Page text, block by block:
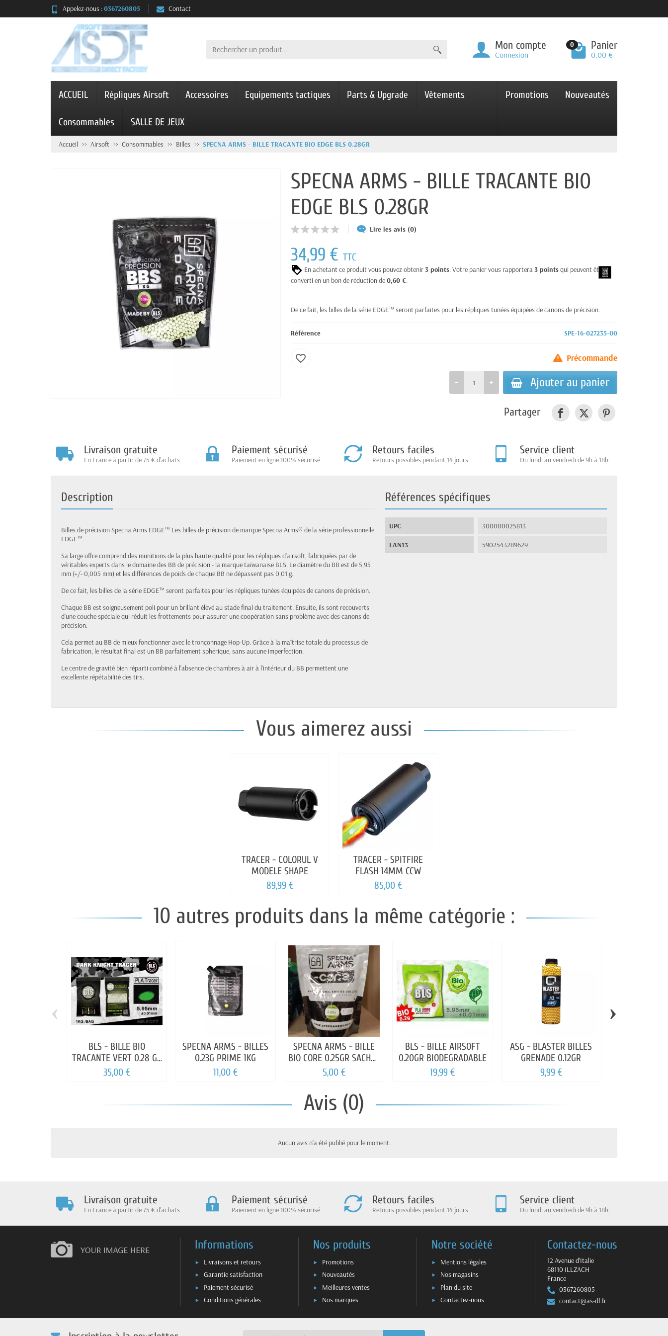
Appelez-nous :0367260805 Contact
Mon compte
Connexion
0 Panier
0,00 €
ACCUEIL Répliques Airsoft Accessoires Equipements tactiques Parts & Upgrade Vêtements
Consommables SALLE DE JEUX
Promotions Nouveautés
Accueil Airsoft Consommables Billes SPECNA ARMS - BILLE TRACANTE BIO EDGE BLS 0.28GR
SPECNA ARMS - BILLE TRACANTE BIO
EDGE BLS 0.28GR
Lire les avis (0)
34,99 €TTC
En achetant ce produit vous pouvez obtenir3 points. Votre panier vous rapportera3 pointsqui peuvent être
converti en un bon de réduction de0,60 €.
De ce fait, les billes de la série EDGE™ seront parfaites pour les répliques tunées équipées de canons de précision.
Référence SPE-16-027235-00
Précommande
Ajouter au panier
favorite_border
Partager
Livraison gratuite
En France à partir de 75 € d'achats
Paiement sécurisé
Paiement en ligne 100% sécurisé
Retours faciles
Retours possibles pendant 14 jours
Service client
Du lundi au vendredi de 9h à 18h
Description
Billes de précision Specna Arms EDGE™ Les billes de précision de marque Specna Arms® de la série professionnelle
EDGE™.
Sa large offre comprend des munitions de la plus haute qualité pour les répliques d'airsoft, fabriquées par de
véritables experts dans le domaine des BB de précision - la marque taïwanaise BLS. Le diamètre du BB est de 5,95
mm (+/- 0,005 mm) et les différences de poids de chaque BB ne dépassent pas 0,01 g.
De ce fait, les billes de la série EDGE™ seront parfaites pour les répliques tunées équipées de canons de précision.
Chaque BB est soigneusement poli pour un brillant élevé au stade final du traitement. Ensuite, ils sont recouverts
d'une couche spéciale qui réduit les frottements pour assurer une coopération sans problème avec des canons de
précision.
Cela permet au BB de mieux fonctionner avec le tronçonnage Hop-Up. Grâce à la maîtrise totale du processus de
fabrication, le résultat final est un BB parfaitement sphérique, sans aucune imperfection.
Le centre de gravité bien réparti combiné à l'absence de chambres à air à l'intérieur du BB permettent une
excellente répétabilité des tirs.
Références spécifiques
UPC 300000025813
EAN13 5902543289629
Vous aimerez aussi
TRACER - COLORUL V
MODELE SHAPE
89,99 €
TRACER - SPITFIRE
FLASH 14MM CCW
85,00 €
10 autres produits dans la même catégorie :
BLS - BILLE BIO
TRACANTE VERT 0.28 GR
1Kg
35,00 €
SPECNA ARMS - BILLES
0.23G PRIME 1KG
11,00 €
SPECNA ARMS - BILLE
BIO CORE 0.25GR SACHET
1000 BBS
5,00 €
BLS - BILLE AIRSOFT
0.20GR BIODEGRADABLE
19,99 €
ASG - BLASTER BILLES
GRENADE 0.12GR
9,99 €
‹ ›
Avis (0)
Aucun avis n'a été publié pour le moment.
Livraison gratuite
En France à partir de 75 € d'achats
Paiement sécurisé
Paiement en ligne 100% sécurisé
Retours faciles
Retours possibles pendant 14 jours
Service client
Du lundi au vendredi de 9h à 18h
Informations
Livraisons et retours
Garantie satisfaction
Paiement sécurisé
Conditions générales
Nos produits
Promotions
Nouveautés
Meilleures ventes
Nos marques
Notre société
Mentions légales
Nos magasins
Plan du site
Contactez-nous
Contactez-nous
12 Avenue d'Italie
68110 ILLZACH
France
0367260805
contact@as-df.fr